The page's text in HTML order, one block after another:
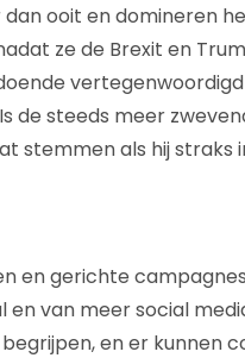
ooit en domineren
ze de Brexit en
de steeds meer
stemmen als hij straks
en gerichte
van meer social
en er kunnen